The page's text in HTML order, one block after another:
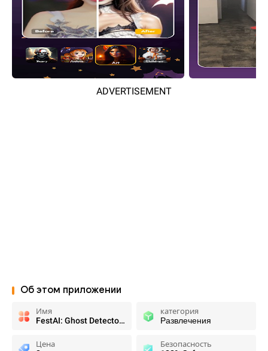
ADVERTISEMENT
Об этом приложении
Имя
FestAI: Ghost Detector App
категория
Развлечения
Цена Безопасность